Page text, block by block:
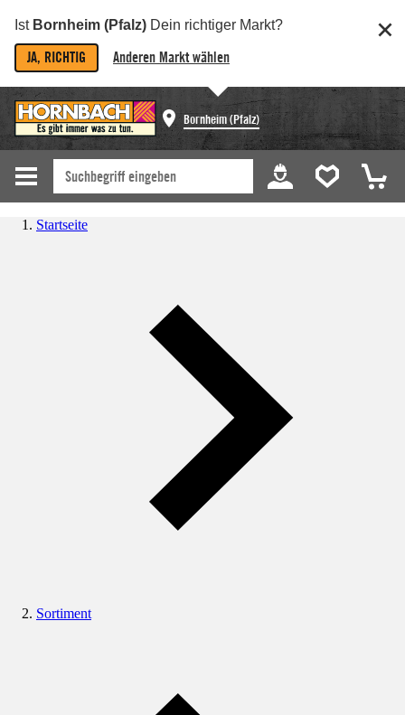
Ist Bornheim (Pfalz) Dein richtiger Markt?
JA, RICHTIG Anderen Markt wählen
Bornheim (Pfalz)
Startseite
Sortiment